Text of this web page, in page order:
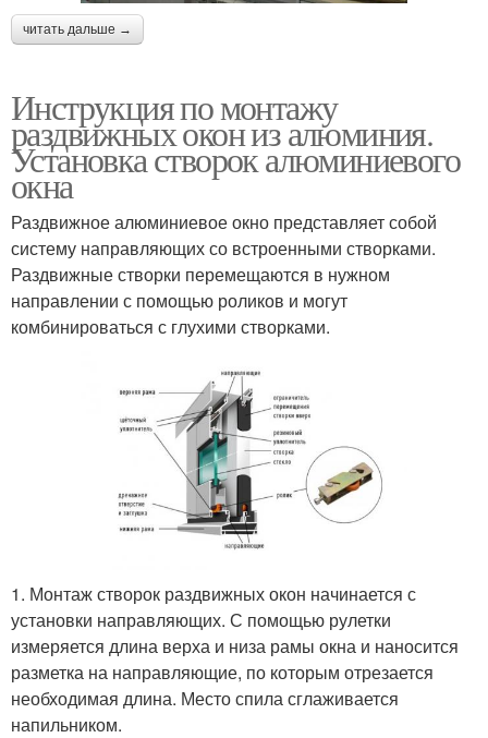
читать дальше →
Инструкция по монтажу
раздвижных окон из алюминия.
Установка створок алюминиевого
окна
Раздвижное алюминиевое окно представляет собой
систему направляющих со встроенными створками.
Раздвижные створки перемещаются в нужном
направлении с помощью роликов и могут
комбинироваться с глухими створками.
1. Монтаж створок раздвижных окон начинается с
установки направляющих. С помощью рулетки
измеряется длина верха и низа рамы окна и наносится
разметка на направляющие, по которым отрезается
необходимая длина. Место спила сглаживается
напильником.